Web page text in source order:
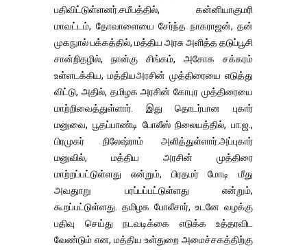
பதிவிட்டுள்ளனர்.சமீபத்தில், கன்னியாகுமரி
மாவட்டம், தோவாளையை சேர்ந்த நாகராஜன், தன்
முகநுால் பக்கத்தில், மத்திய அரசு அளித்த தடுப்பூசி
சான்றிதழில், நான்கு சிங்கம், அசோக சக்கரம்
உள்ளடக்கிய, மத்தியஅரசின் முத்திரையை எடுத்து
விட்டு, அதில், தமிழக அரசின் கோபுர முத்திரையை
மாற்றிவைத்துள்ளார். இது தொடர்பான புகார்
மனுவை, பூதப்பாண்டி போலீஸ் நிலையத்தில், பா.ஜ.,
பிரமுகர் நிலேஷ்ராம் அளித்துள்ளார்.அப்புகார்
மனுவில், மத்திய அரசின் முத்திரை
மாற்றப்பட்டுள்ளது என்றும், பிரதமர் மோடி மீது
அவதுாறு பரப்பப்பட்டுள்ளது என்றும்,
கூறப்பட்டுள்ளது. தமிழக போலீசார், உடனே வழக்கு
பதிவு செய்து நடவடிக்கை எடுக்க உத்தரவிட
வேண்டும் என, மத்திய உள்துறை அமைச்சகத்திற்கு